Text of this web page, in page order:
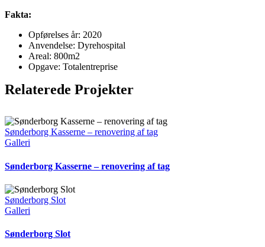
Fakta:
Opførelses år: 2020
Anvendelse: Dyrehospital
Areal: 800m2
Opgave: Totalentreprise
Relaterede Projekter
Sønderborg Kasserne – renovering af tag
Galleri
Sønderborg Kasserne – renovering af tag
Sønderborg Slot
Galleri
Sønderborg Slot